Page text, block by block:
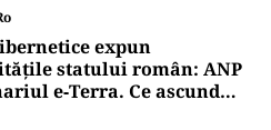
expun
statului român: ANP
e‑Terra. Ce ascund